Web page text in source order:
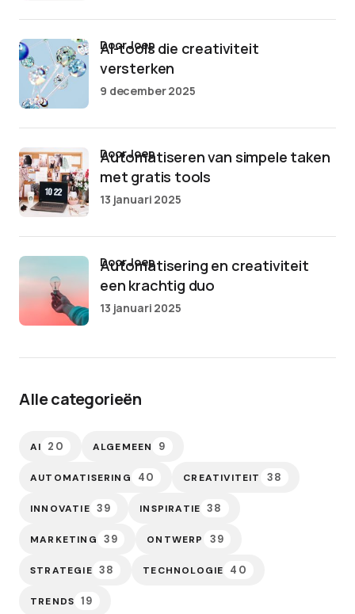
AI-tools die creativiteit
versterken
door Joep
9 december 2025
Automatiseren van simpele taken
met gratis tools
door Joep
13 januari 2025
Automatisering en creativiteit
een krachtig duo
door Joep
13 januari 2025
Alle categorieën
AI 20 ALGEMEEN 9
AUTOMATISERING 40 CREATIVITEIT 38
INNOVATIE 39 INSPIRATIE 38
MARKETING 39 ONTWERP 39
STRATEGIE 38 TECHNOLOGIE 40
TRENDS 19